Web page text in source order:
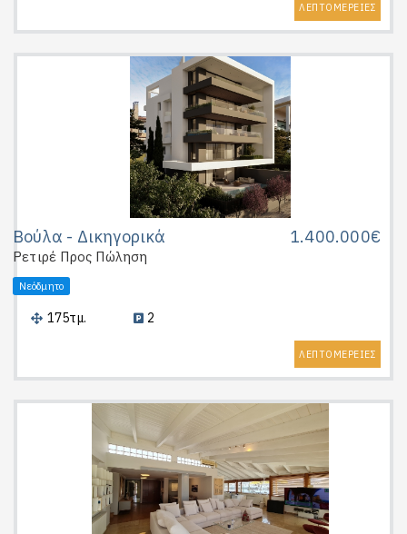
ΛΕΠΤΟΜΕΡΕΙΕΣ
Βούλα - Δικηγορικά 1.400.000€
Ρετιρέ Προς Πώληση
Νεόδμητο
175τμ. 2
ΛΕΠΤΟΜΕΡΕΙΕΣ